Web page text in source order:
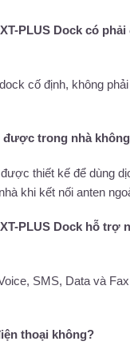
PLUS Dock có
cố định, không
được trong nhà
thiết kế để dùng
khi kết nối anten
PLUS Dock hỗ trợ
SMS, Data và
thoại không?